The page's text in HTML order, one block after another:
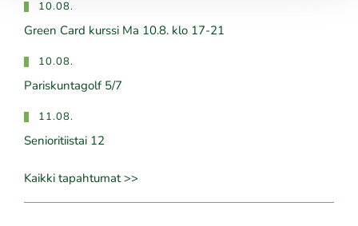
10.08.
Green Card kurssi Ma 10.8. klo 17-21
10.08.
Pariskuntagolf 5/7
11.08.
Senioritiistai 12
Kaikki tapahtumat >>